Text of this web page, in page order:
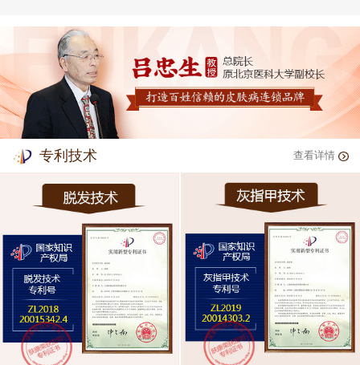
专利技术 查看详情